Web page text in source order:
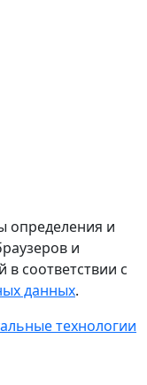
определения и
и
в соответствии с
данных.
технологии